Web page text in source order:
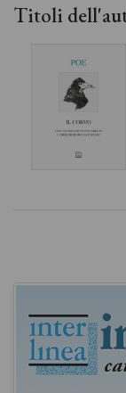
Titoli